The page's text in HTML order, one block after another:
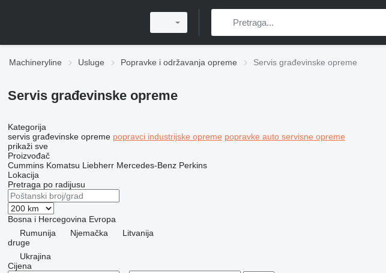
Machineryline Usluge Popravke i održavanja opreme Servis građevinske opreme
Servis građevinske opreme
Kategorija
servis građevinske opreme popravci industrijske opreme popravke auto servisne opreme
prikaži sve
Proizvođač
Cummins Komatsu Liebherr Mercedes-Benz Perkins
Lokacija
Pretraga po radijusu
Bosna i Hercegovina Evropa
Rumunija
Njemačka
Litvanija
druge
Ukrajina
Cijena